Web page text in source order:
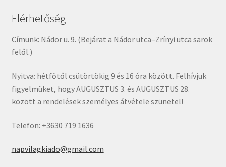
Elérhetőség
Címünk: Nádor u. 9. (Bejárat a Nádor utca–Zrínyi utca sarok
felől.)
Nyitva: hétfőtől csütörtökig 9 és 16 óra között. Felhívjuk
figyelmüket, hogy AUGUSZTUS 3. és AUGUSZTUS 28.
között a rendelések személyes átvétele szünetel!
Telefon: +3630 719 1636
napvilagkiado@gmail.com